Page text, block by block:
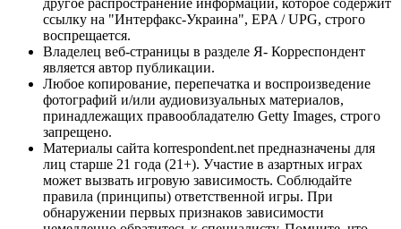
ссылку на "Интерфакс-Украина", EPA / UPG, строго
воспрещается.
Владелец веб-страницы в разделе Я- Корреспондент
является автор публикации.
Любое копирование, перепечатка и воспроизведение
фотографий и/или аудиовизуальных материалов,
принадлежащих правообладателю Getty Images, строго
запрещено.
Материалы сайта korrespondent.net предназначены для
лиц старше 21 года (21+). Участие в азартных играх
может вызвать игровую зависимость. Соблюдайте
правила (принципы) ответственной игры. При
обнаружении первых признаков зависимости